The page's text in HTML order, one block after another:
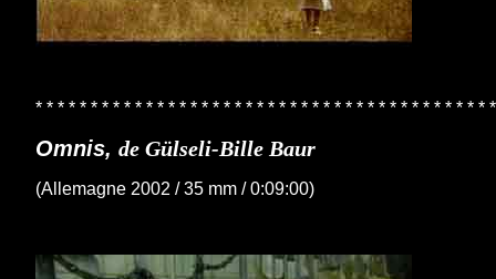
* * * * * * * * * * * * * * * * * * * * * * * * * * * * * * * * * * * * * * * * *
Omnis, de Gülseli-Bille Baur
(Allemagne 2002 / 35 mm / 0:09:00)